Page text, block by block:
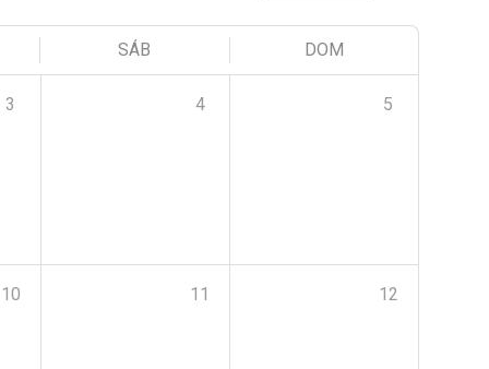
SÁB DOM
3 4 5
10 11 12